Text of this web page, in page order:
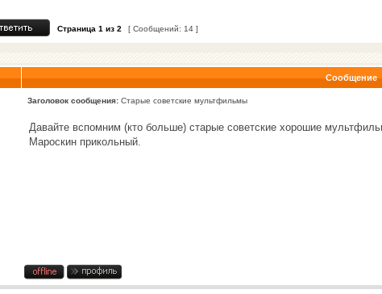
Страница 1 из 2 [ Сообщений: 14 ]
Сообщение
Заголовок сообщения: Старые советские мультфильмы
Давайте вспомним (кто больше) старые советские хорошие
Мароскин прикольный.